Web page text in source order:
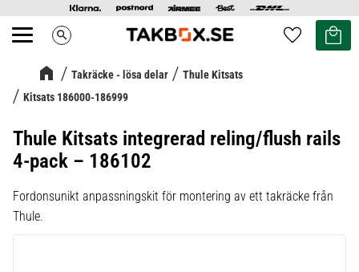
Meny search Favoriter
Kundvagn
Takräcke - lösa delar
Thule Kitsats
Kitsats 186000-186999
Thule Kitsats integrerad reling/flush rails
4-pack – 186102
Fordonsunikt anpassningskit för montering av ett takräcke från
Thule.